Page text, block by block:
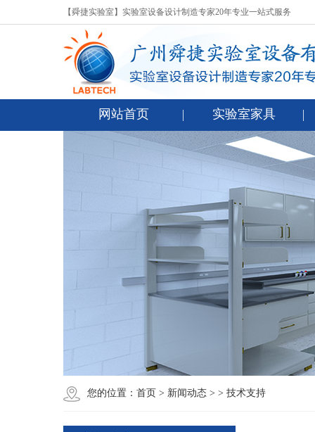
【舜捷实验室】实验室设备设计制造专家20年专业一站式服务
网站首页 实验室家具
您的位置： 首页 > 新闻动态 > > 技术支持